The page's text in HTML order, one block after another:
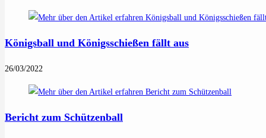
Königsball und Königsschießen fällt aus
26/03/2022
Bericht zum Schützenball